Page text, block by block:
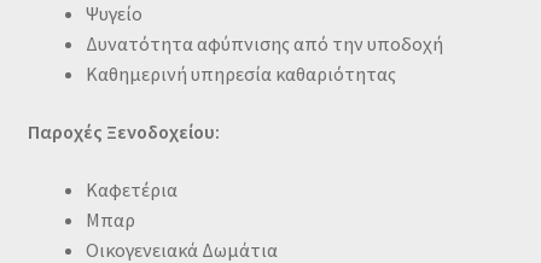
Ψυγείο
Δυνατότητα αφύπνισης από την υποδοχή
Καθημερινή υπηρεσία καθαριότητας
Παροχές Ξενοδοχείου:
Καφετέρια
Μπαρ
Οικογενειακά Δωμάτια